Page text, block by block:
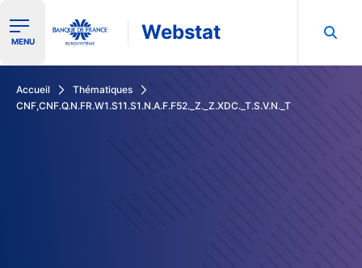
Ouvrir le menu de navigation
MENU Webstat
Accueil
Thématiques
CNF,CNF.Q.N.FR.W1.S11.S1.N.A.F.F52._Z._Z.XDC._T.S.V.N._T